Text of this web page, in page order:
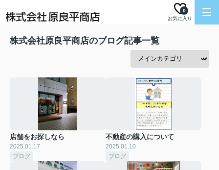
お気に入り
0
株式会社原良平商店のブログ記事一覧
店舗をお探しなら
2025.01.17
ブログ
不動産の購入について
2025.01.10
ブログ